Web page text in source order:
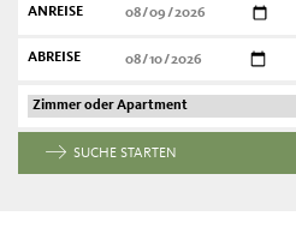
ANREISE
ABREISE
SUCHE STARTEN